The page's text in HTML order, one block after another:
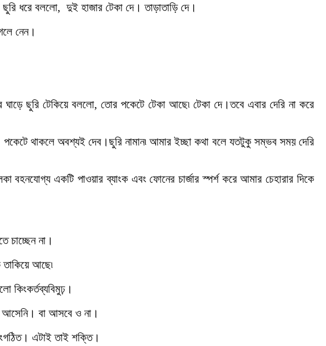
ধরে বললো, দুই হাজার টেকা দে। তাড়াতাড়ি দে।
নেন।
ছুরি টেকিয়ে বললো, তোর পকেটে টেকা আছে৷ টেকা দে।তবে এবার দেরি না করে
থাকলে অবশ্যই দেব।ছুরি নামান৷ আমার ইচ্ছা কথা বলে যতটুকু সম্ভব সময় দেরি
একটি পাওয়ার ব্যাংক এবং ফোনের চার্জার স্পর্শ করে আমার চেহারার দিকে
চাচ্ছেন না।
আছে৷
কিংকর্তব্যবিমুঢ়।
আসেনি। বা আসবে ও না।
এটাই তাই শক্তি।